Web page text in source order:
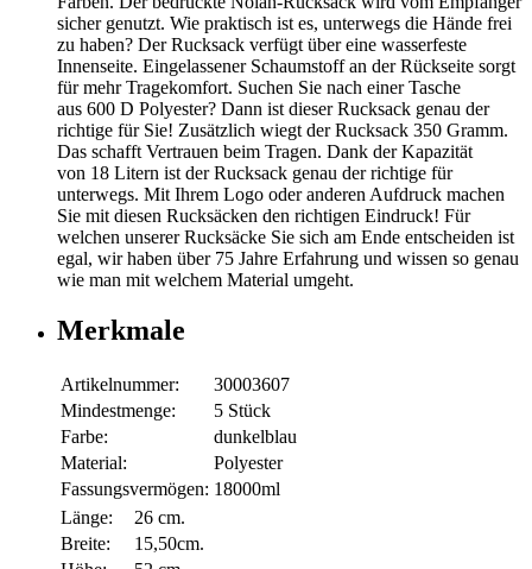
sicher genutzt. Wie praktisch ist es, unterwegs die Hände frei
zu haben? Der Rucksack verfügt über eine wasserfeste
Innenseite. Eingelassener Schaumstoff an der Rückseite sorgt
für mehr Tragekomfort. Suchen Sie nach einer Tasche
aus 600 D Polyester? Dann ist dieser Rucksack genau der
richtige für Sie! Zusätzlich wiegt der Rucksack 350 Gramm.
Das schafft Vertrauen beim Tragen. Dank der Kapazität
von 18 Litern ist der Rucksack genau der richtige für
unterwegs. Mit Ihrem Logo oder anderen Aufdruck machen
Sie mit diesen Rucksäcken den richtigen Eindruck! Für
welchen unserer Rucksäcke Sie sich am Ende entscheiden ist
egal, wir haben über 75 Jahre Erfahrung und wissen so genau
wie man mit welchem Material umgeht.
Merkmale
Artikelnummer:
30003607
Mindestmenge:
5 Stück
Farbe:
dunkelblau
Material:
Polyester
Fassungsvermögen: 18000ml
Länge:
26 cm.
Breite:
15,50cm.